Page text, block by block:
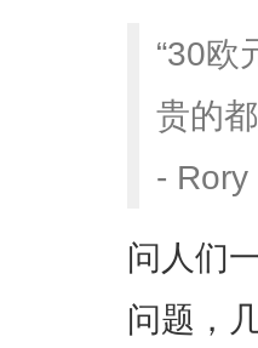
“30欧
贵的
-
问人们
问题，